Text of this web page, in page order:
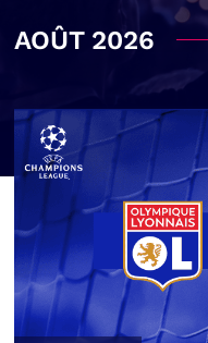
AOÛT 2026